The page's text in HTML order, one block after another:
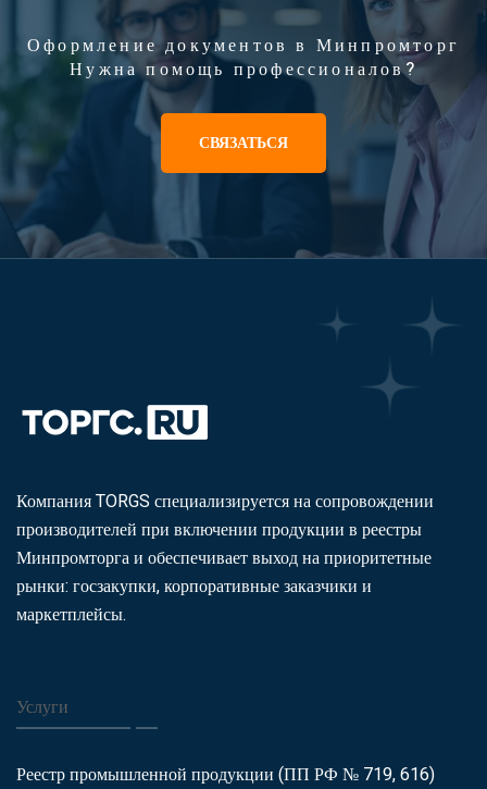
Оформление документов в Минпромторг
Нужна помощь профессионалов?
СВЯЗАТЬСЯ
Компания TORGS специализируется на сопровождении
производителей при включении продукции в реестры
Минпромторга и обеспечивает выход на приоритетные
рынки: госзакупки, корпоративные заказчики и
маркетплейсы.
Услуги
Реестр промышленной продукции (ПП РФ № 719, 616)